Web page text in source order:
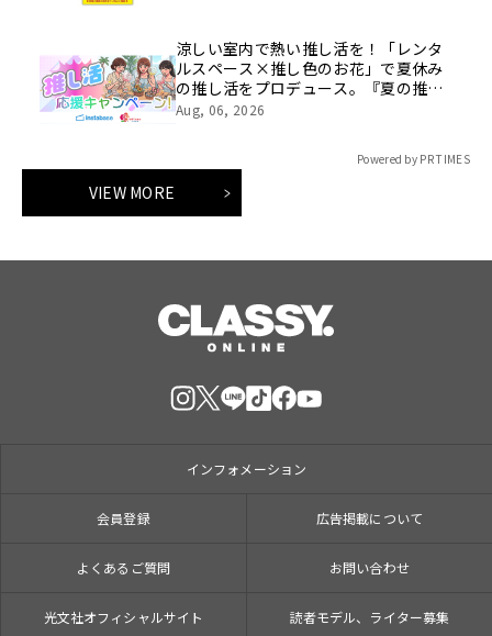
涼しい室内で熱い推し活を！「レンタ
ルスペース×推し色のお花」で夏休み
の推し活をプロデュース。『夏の推し
活応援キャンペーン』イーフローラと
Aug, 06, 2026
Powered by PR TIMES
VIEW MORE
インフォメーション
会員登録 広告掲載について
よくあるご質問 お問い合わせ
光文社オフィシャルサイト 読者モデル、ライター募集